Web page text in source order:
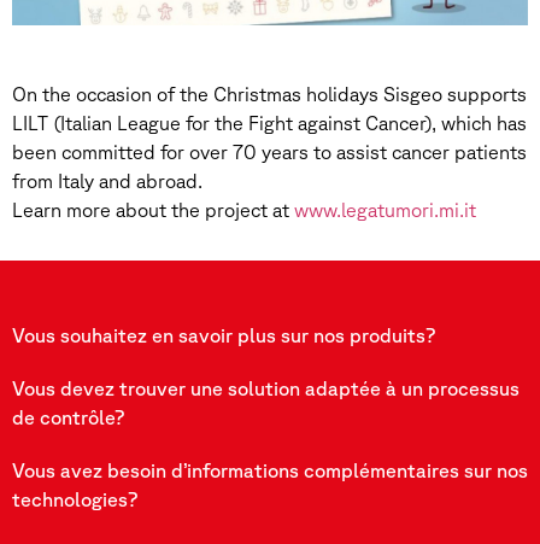
On the occasion of the Christmas holidays Sisgeo supports
LILT (Italian League for the Fight against Cancer), which has
been committed for over 70 years to assist cancer patients
from Italy and abroad.
Learn more about the project at www.legatumori.mi.it
Vous souhaitez en savoir plus sur nos produits?
Vous devez trouver une solution adaptée à un processus
de contrôle?
Vous avez besoin d’informations complémentaires sur nos
technologies?